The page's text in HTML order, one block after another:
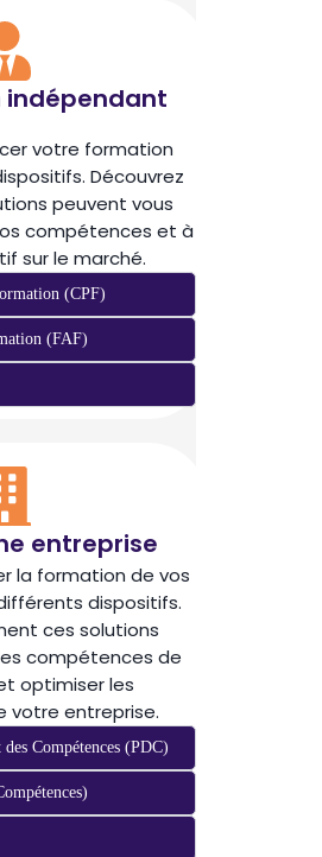
indépendant
votre formation
Découvrez
peuvent vous
compétences et à
sur le marché.
(CPF)
(FAF)
entreprise
la formation de vos
dispositifs.
ces solutions
compétences de
optimiser les
votre entreprise.
Compétences (PDC)